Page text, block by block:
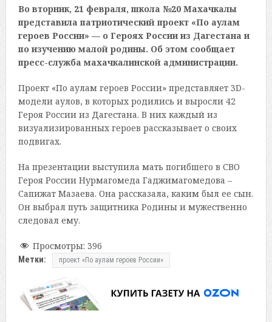
Во вторник, 21 февраля, школа №20 Махачкалы
представила патриотический проект «По аулам
героев России» — о Героях России из Дагестана и
по изучению малой родины. Об этом сообщает
пресс-служба махачкалинской администрации.
Проект «По аулам героев России» представляет 3D-
модели аулов, в которых родились и выросли 42
Героя России из Дагестана. В них каждый из
визуализированных героев рассказывает о своих
подвигах.
На презентации выступила мать погибшего в СВО
Героя России Нурмагомеда Гаджимагомедова –
Сапижат Мазаева. Она рассказала, каким был ее сын.
Он выбрал путь защитника Родины и мужественно
следовал ему.
Просмотры: 396
Метки: проект «По аулам героев России»